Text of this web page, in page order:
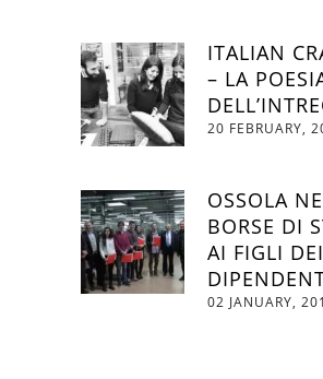
ITALIAN
– LA
20 FEBRUARY,
OSSOLA
BORSE DI
AI FIGLI DEI
02 JANUARY,